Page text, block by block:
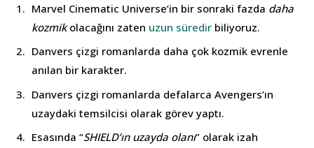
Marvel Cinematic Universe’in bir sonraki fazda daha
kozmikolacağını zaten uzun süredir biliyoruz.
Danvers çizgi romanlarda daha çok kozmik evrenle
anılan bir karakter.
Danvers çizgi romanlarda defalarca Avengers’ın
uzaydaki temsilcisi olarak görev yaptı.
Esasında “SHIELD’ın uzayda olanı” olarak izah